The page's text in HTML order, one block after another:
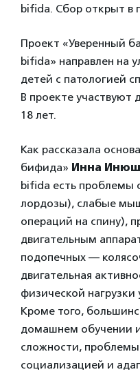
bifida. Сбор открыт в
Проект «Уверенный
bifida» направлен на
детей с патологией
В проекте участвуют
18 лет.
Как рассказала
бифида» Инна
bifida есть проблемы
лордозы), слабые
операций на спину),
двигательным
подопечных —
двигательная
физической
Кроме того,
домашнем обучении
сложности,
социализацией и